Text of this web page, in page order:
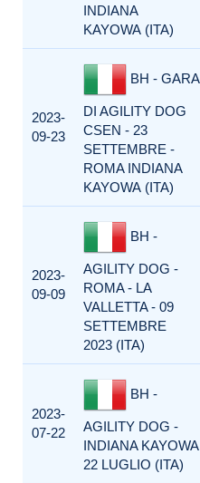
INDIANA
KAYOWA (ITA)
2023-
09-23
BH - GARA
DI AGILITY DOG
CSEN - 23
SETTEMBRE -
ROMA INDIANA
KAYOWA (ITA)
2023-
09-09
BH -
AGILITY DOG -
ROMA - LA
VALLETTA - 09
SETTEMBRE
2023 (ITA)
2023-
07-22
BH -
AGILITY DOG -
INDIANA KAYOWA
22 LUGLIO (ITA)